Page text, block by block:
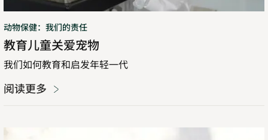
动物保健：我们的责任
教育儿童关爱宠物
我们如何教育和启发年轻一代
阅读更多